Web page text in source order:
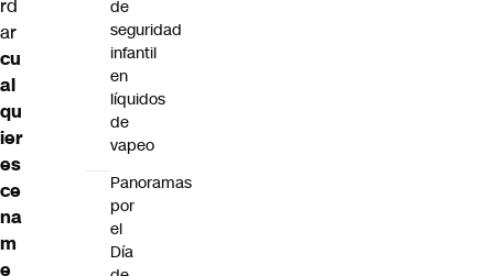
rd
ar
cu
al
qu
ier
es
ce
na
m
e
de
seguridad
infantil
en
líquidos
de
vapeo
Panoramas
por
el
Día